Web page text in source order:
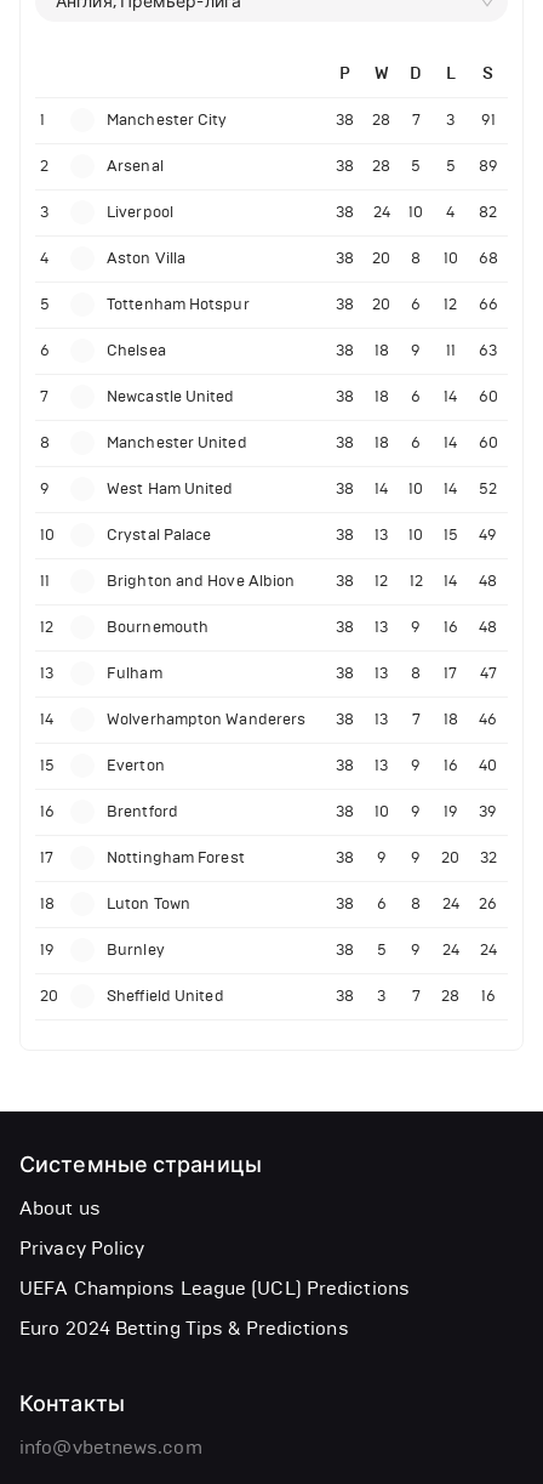
P W D L S
1 Manchester City 38 28 7 3 91
2 Arsenal 38 28 5 5 89
3 Liverpool 38 24 10 4 82
4 Aston Villa 38 20 8 10 68
5 Tottenham Hotspur 38 20 6 12 66
6 Chelsea 38 18 9 11 63
7 Newcastle United 38 18 6 14 60
8 Manchester United 38 18 6 14 60
9 West Ham United 38 14 10 14 52
10 Crystal Palace 38 13 10 15 49
11 Brighton and Hove Albion 38 12 12 14 48
12 Bournemouth 38 13 9 16 48
13 Fulham 38 13 8 17 47
14 Wolverhampton Wanderers 38 13 7 18 46
15 Everton 38 13 9 16 40
16 Brentford 38 10 9 19 39
17 Nottingham Forest 38 9 9 20 32
18 Luton Town 38 6 8 24 26
19 Burnley 38 5 9 24 24
20 Sheffield United 38 3 7 28 16
Системные страницы
About us
Privacy Policy
UEFA Champions League (UCL) Predictions
Euro 2024 Betting Tips & Predictions
Контакты
info@vbetnews.com